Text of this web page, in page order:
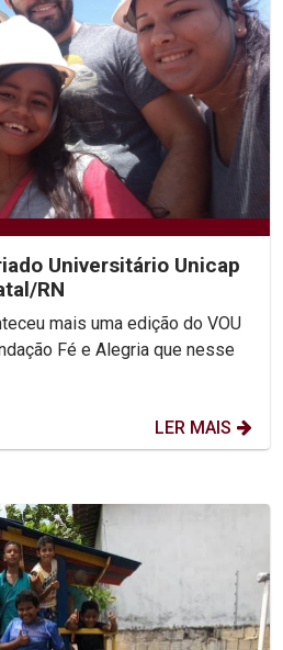
Universitário Unicap
RN
mais uma edição do VOU
Fé e Alegria que nesse
LER MAIS